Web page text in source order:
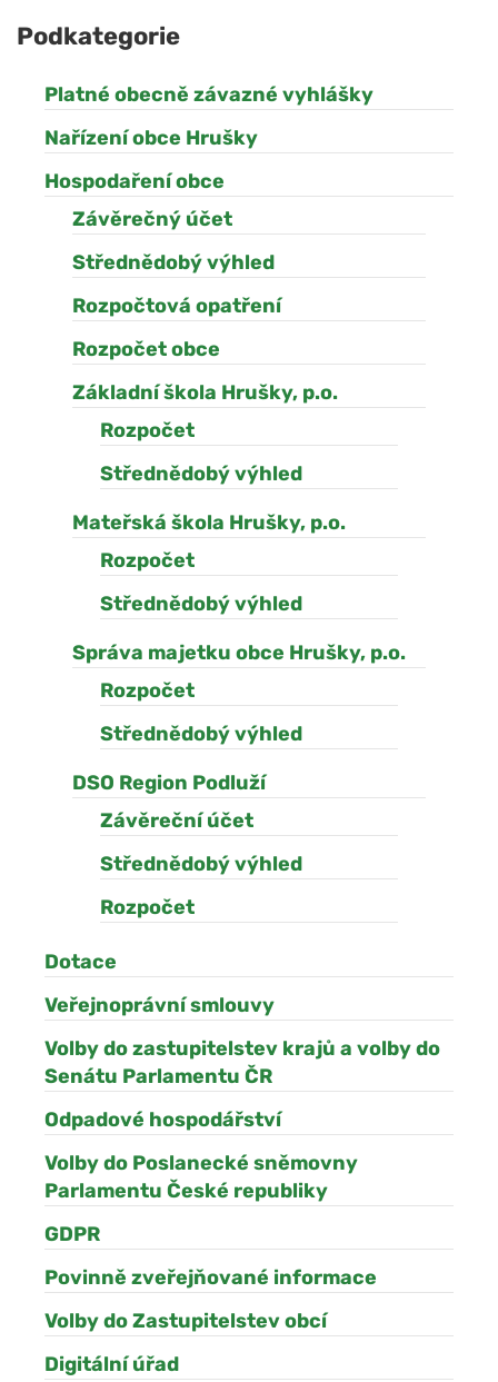
Podkategorie
Platné obecně závazné vyhlášky
Nařízení obce Hrušky
Hospodaření obce
Závěrečný účet
Střednědobý výhled
Rozpočtová opatření
Rozpočet obce
Základní škola Hrušky, p.o.
Rozpočet
Střednědobý výhled
Mateřská škola Hrušky, p.o.
Rozpočet
Střednědobý výhled
Správa majetku obce Hrušky, p.o.
Rozpočet
Střednědobý výhled
DSO Region Podluží
Závěreční účet
Střednědobý výhled
Rozpočet
Dotace
Veřejnoprávní smlouvy
Volby do zastupitelstev krajů a volby do
Senátu Parlamentu ČR
Odpadové hospodářství
Volby do Poslanecké sněmovny
Parlamentu České republiky
GDPR
Povinně zveřejňované informace
Volby do Zastupitelstev obcí
Digitální úřad